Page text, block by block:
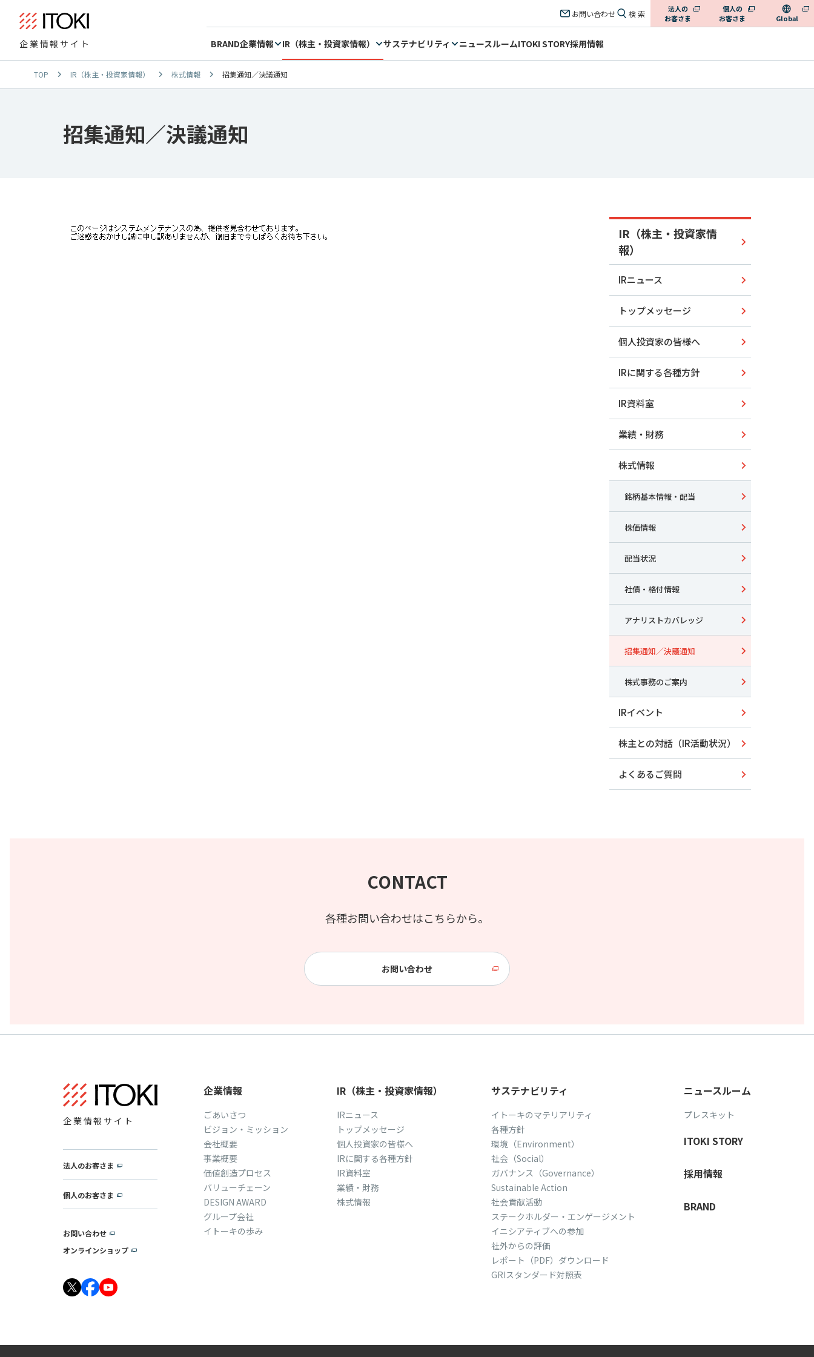
企業情報サイト BRAND企業情報 IR（株主・投資家情報） サステナビリティ ニュースルームITOKI STORY採用情報
お問い合わせ 検 索
法人の
お客さま
個人の
お客さま
Global
TOP IR（株主・投資家情報） 株式情報 招集通知／決議通知
招集通知／決議通知
IR（株主・投資家情
報）
IRニュース
トップメッセージ
個人投資家の皆様へ
IRに関する各種方針
IR資料室
業績・財務
株式情報
銘柄基本情報・配当
株価情報
配当状況
社債・格付情報
アナリストカバレッジ
招集通知／決議通知
株式事務のご案内
IRイベント
株主との対話（IR活動状況）
よくあるご質問
CONTACT
各種お問い合わせはこちらから。
お問い合わせ
企業情報サイト
法人のお客さま
個人のお客さま
お問い合わせ
オンラインショップ
企業情報
ごあいさつ
ビジョン・ミッション
会社概要
事業概要
価値創造プロセス
バリューチェーン
DESIGN AWARD
グループ会社
イトーキの歩み
IR（株主・投資家情報）
IRニュース
トップメッセージ
個人投資家の皆様へ
IRに関する各種方針
IR資料室
業績・財務
株式情報
サステナビリティ
イトーキのマテリアリティ
各種方針
環境（Environment）
社会（Social）
ガバナンス（Governance）
Sustainable Action
社会貢献活動
ステークホルダー・エンゲージメント
イニシアティブへの参加
社外からの評価
レポート（PDF）ダウンロード
GRIスタンダード対照表
ニュースルーム
プレスキット
ITOKI STORY
採用情報
BRAND